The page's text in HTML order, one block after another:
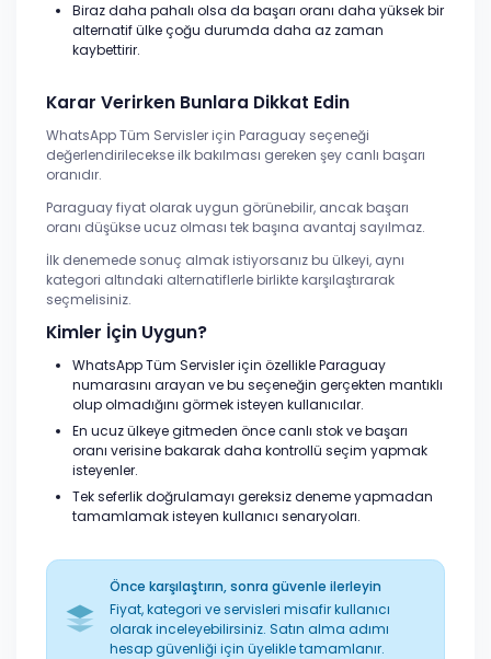
Biraz daha pahalı olsa da başarı oranı daha yüksek bir
alternatif ülke çoğu durumda daha az zaman
kaybettirir.
Karar Verirken Bunlara Dikkat Edin
WhatsApp Tüm Servisler için Paraguay seçeneği
değerlendirilecekse ilk bakılması gereken şey canlı başarı
oranıdır.
Paraguay fiyat olarak uygun görünebilir, ancak başarı
oranı düşükse ucuz olması tek başına avantaj sayılmaz.
İlk denemede sonuç almak istiyorsanız bu ülkeyi, aynı
kategori altındaki alternatiflerle birlikte karşılaştırarak
seçmelisiniz.
Kimler İçin Uygun?
WhatsApp Tüm Servisler için özellikle Paraguay
numarasını arayan ve bu seçeneğin gerçekten mantıklı
olup olmadığını görmek isteyen kullanıcılar.
En ucuz ülkeye gitmeden önce canlı stok ve başarı
oranı verisine bakarak daha kontrollü seçim yapmak
isteyenler.
Tek seferlik doğrulamayı gereksiz deneme yapmadan
tamamlamak isteyen kullanıcı senaryoları.
Önce karşılaştırın, sonra güvenle ilerleyin
Fiyat, kategori ve servisleri misafir kullanıcı
olarak inceleyebilirsiniz. Satın alma adımı
hesap güvenliği için üyelikle tamamlanır.